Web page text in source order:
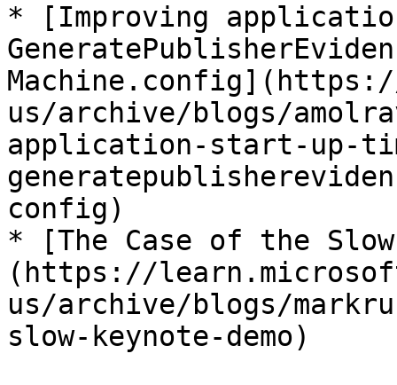
* [Improving
us/archive/blogs/
application-start-up-
config)
* [The Case of the Slow
(https://
us/archive/blogs/
slow-keynote-demo)